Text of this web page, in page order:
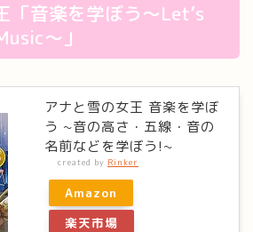
「音楽を学ぼう～Let’s
～」
アナと雪の女王 音楽を学ぼ
う ~音の高さ・五線・音の
名前などを学ぼう!~
created by Rinker
Amazon
楽天市場